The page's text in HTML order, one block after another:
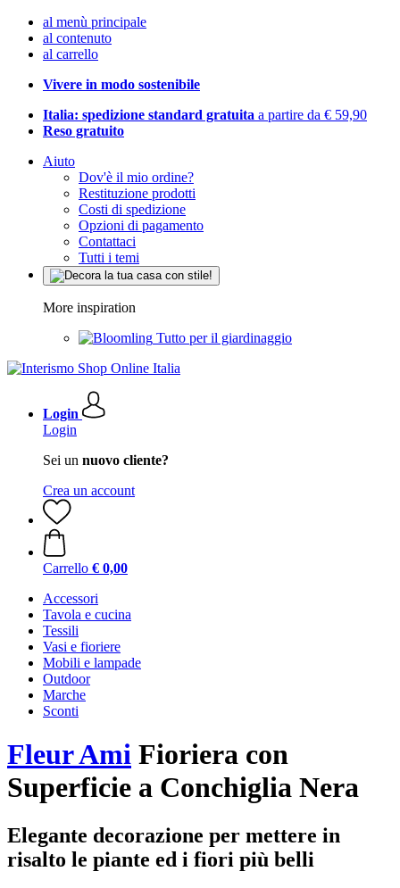
al menù principale
al contenuto
al carrello
Vivere in modo sostenibile
Italia: spedizione standard gratuita a partire da € 59,90
Reso gratuito
Aiuto
Dov'è il mio ordine?
Restituzione prodotti
Costi di spedizione
Opzioni di pagamento
Contattaci
Tutti i temi
More inspiration
Tutto per il giardinaggio
Login
Login
Sei un nuovo cliente?
Crea un account
Carrello € 0,00
Accessori
Tavola e cucina
Tessili
Vasi e fioriere
Mobili e lampade
Outdoor
Marche
Sconti
Fleur Ami Fioriera con
Superficie a Conchiglia Nera
Elegante decorazione per mettere in
risalto le piante ed i fiori più belli